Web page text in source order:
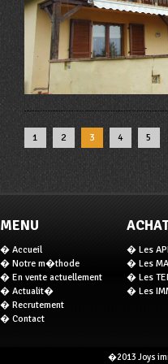
1 2 3 4 5
MENU
� Accueil
� Notre m�thode
� En vente actuellement
� Actualit�
� Recrutement
� Contact
� Les
� Les
� Les
� Les
�2013 Joys